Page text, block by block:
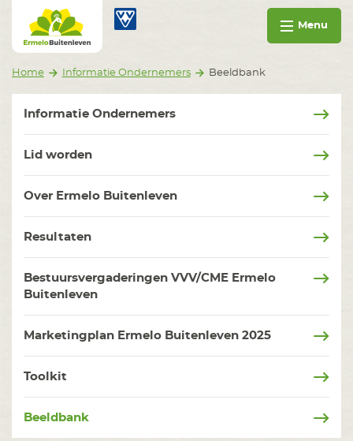
Ga naar inhoud
Ermelo Buitenleven
Menu
Home Informatie Ondernemers Beeldbank
Informatie Ondernemers
Lid worden
Over Ermelo Buitenleven
Resultaten
Bestuursvergaderingen VVV/CME Ermelo
Buitenleven
Marketingplan Ermelo Buitenleven 2025
Toolkit
Beeldbank